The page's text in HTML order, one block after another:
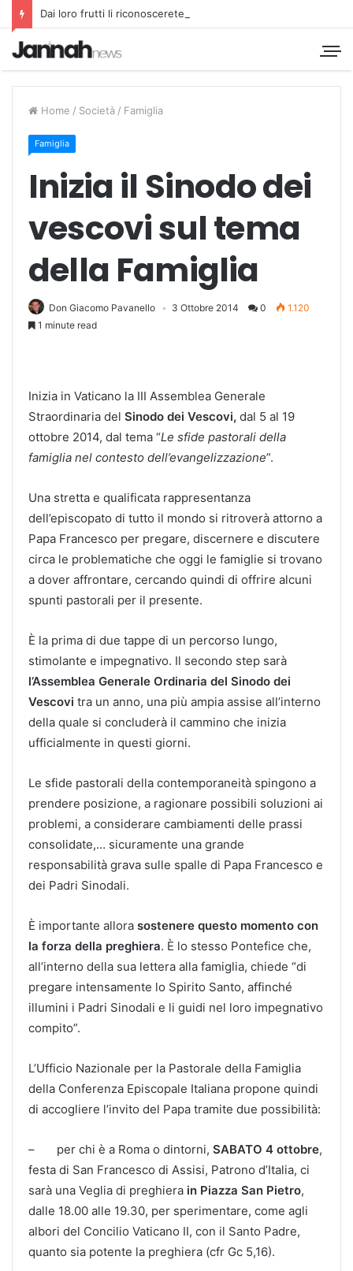
Dai loro frutti li riconoscerete
Home / Società / Famiglia
Famiglia
Inizia il Sinodo dei
vescovi sul tema
della Famiglia
Don Giacomo Pavanello 3 Ottobre 2014 0
1.120
1 minute read
Inizia in Vaticano la III Assemblea Generale
Straordinaria del Sinodo dei Vescovi, dal 5 al 19
ottobre 2014, dal tema “Le sfide pastorali della
famiglia nel contesto dell’evangelizzazione”.
Una stretta e qualificata rappresentanza
dell’episcopato di tutto il mondo si ritroverà attorno a
Papa Francesco per pregare, discernere e discutere
circa le problematiche che oggi le famiglie si trovano
a dover affrontare, cercando quindi di offrire alcuni
spunti pastorali per il presente.
È la prima di due tappe di un percorso lungo,
stimolante e impegnativo. Il secondo step sarà
l’Assemblea Generale Ordinaria del Sinodo dei
Vescovi tra un anno, una più ampia assise all’interno
della quale si concluderà il cammino che inizia
ufficialmente in questi giorni.
Le sfide pastorali della contemporaneità spingono a
prendere posizione, a ragionare possibili soluzioni ai
problemi, a considerare cambiamenti delle prassi
consolidate,… sicuramente una grande
responsabilità grava sulle spalle di Papa Francesco e
dei Padri Sinodali.
È importante allora sostenere questo momento con
la forza della preghiera. È lo stesso Pontefice che,
all’interno della sua lettera alla famiglia, chiede “di
pregare intensamente lo Spirito Santo, affinché
illumini i Padri Sinodali e li guidi nel loro impegnativo
compito”.
L’Ufficio Nazionale per la Pastorale della Famiglia
della Conferenza Episcopale Italiana propone quindi
di accogliere l’invito del Papa tramite due possibilità:
– per chi è a Roma o dintorni, SABATO 4 ottobre,
festa di San Francesco di Assisi, Patrono d’Italia, ci
sarà una Veglia di preghiera in Piazza San Pietro,
dalle 18.00 alle 19.30, per sperimentare, come agli
albori del Concilio Vaticano II, con il Santo Padre,
quanto sia potente la preghiera (cfr Gc 5,16).